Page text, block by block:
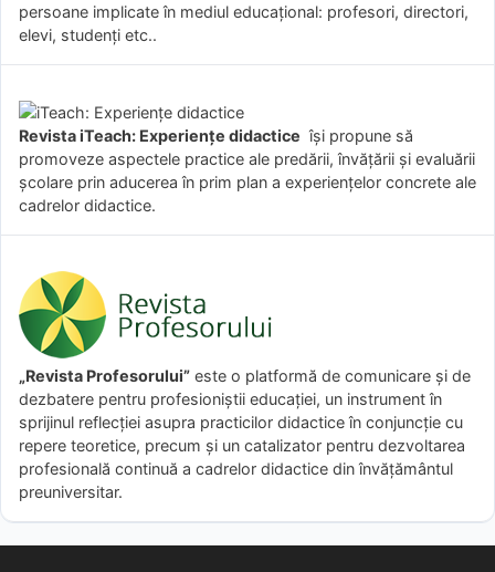
persoane implicate în mediul educațional: profesori, directori,
elevi, studenți etc..
Revista iTeach: Experienţe didactice îşi propune să
promoveze aspectele practice ale predării, învăţării şi evaluării
şcolare prin aducerea în prim plan a experienţelor concrete ale
cadrelor didactice.
„Revista Profesorului” este o platformă de comunicare și de
dezbatere pentru profesioniștii educației, un instrument în
sprijinul reflecției asupra practicilor didactice în conjuncție cu
repere teoretice, precum și un catalizator pentru dezvoltarea
profesională continuă a cadrelor didactice din învățământul
preuniversitar.